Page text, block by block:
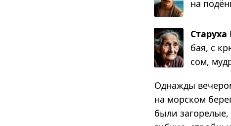
на
бая, с
сом,
Однажды
на морском
были